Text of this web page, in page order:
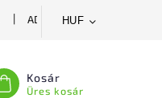
ADATVÉDELMI
HUF
Kosár
Üres kosár